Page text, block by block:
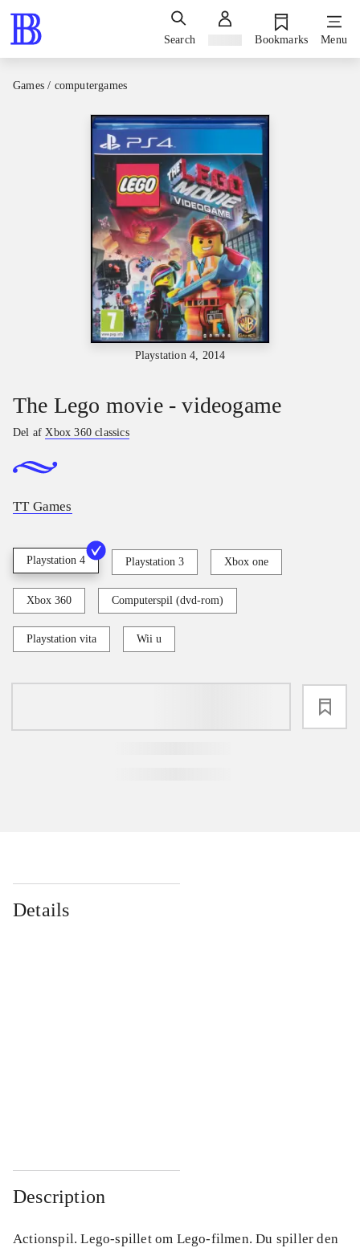
Search Bookmarks Menu
Games / computergames
Playstation 4, 2014
The Lego movie - videogame
Del af Xbox 360 classics
TT Games
Playstation 4 Playstation 3 Xbox one
Xbox 360 Computerspil (dvd-rom)
Playstation vita Wii u
Details
Description
Actionspil. Lego-spillet om Lego-filmen. Du spiller den